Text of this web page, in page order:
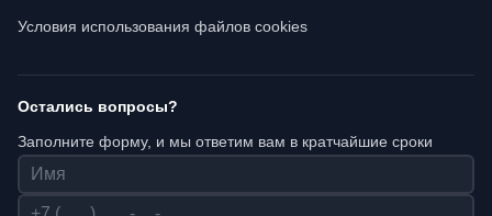
Условия использования файлов cookies
Остались вопросы?
Заполните форму, и мы ответим вам в кратчайшие сроки
Имя
Телефон